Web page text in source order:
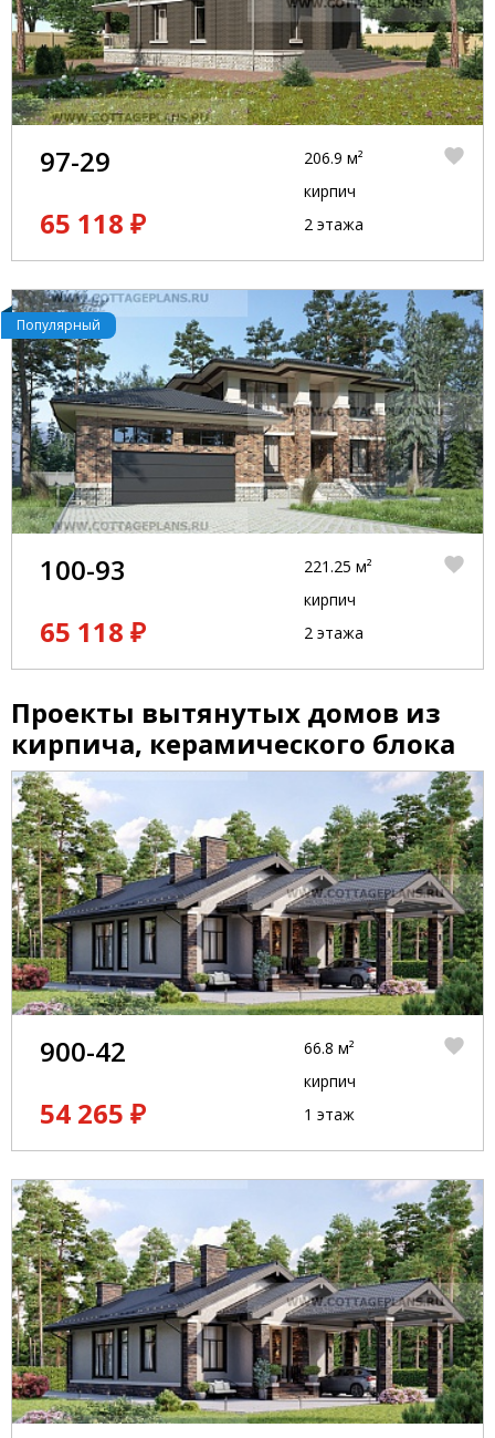
97-29
65 118 ₽
206.9 м²
кирпич
2 этажа
Популярный
100-93
65 118 ₽
221.25 м²
кирпич
2 этажа
Проекты вытянутых домов из
кирпича, керамического блока
900-42
54 265 ₽
66.8 м²
кирпич
1 этаж